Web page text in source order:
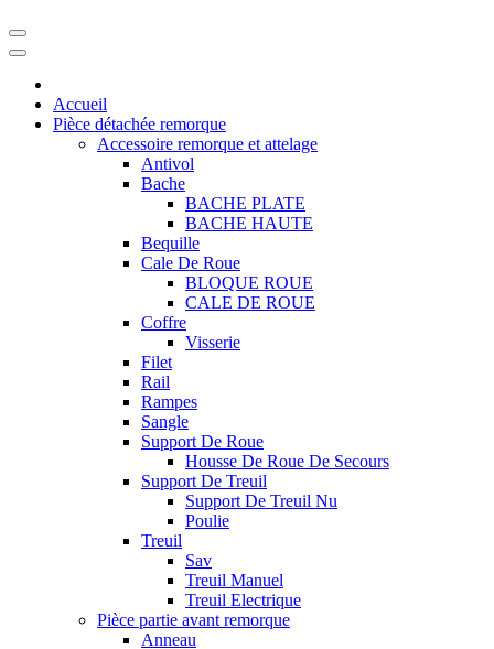
Accueil
Pièce détachée remorque
Accessoire remorque et attelage
Antivol
Bache
BACHE PLATE
BACHE HAUTE
Bequille
Cale De Roue
BLOQUE ROUE
CALE DE ROUE
Coffre
Visserie
Filet
Rail
Rampes
Sangle
Support De Roue
Housse De Roue De Secours
Support De Treuil
Support De Treuil Nu
Poulie
Treuil
Sav
Treuil Manuel
Treuil Electrique
Pièce partie avant remorque
Anneau